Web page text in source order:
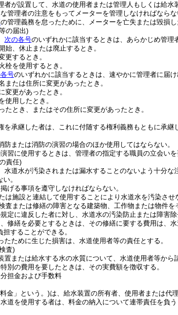
者が設置して、水道の使用者または管理人もしくは給水
管理者の注意をもってメーターを管理しなければならな
の管理義務を怠ったために、メーターを亡失または毀損
の届出)
次の各号のいずれかに該当するときは、あらかじめ管理
始、休止または廃止するとき。
更するとき。
栓を使用するとき。
号のいずれかに該当するときは、速やかに管理者に届け
または住所に変更があったとき。
変更があったとき。
使用したとき。
たとき、またはその住所に変更があったとき。
を承継した者は、これに付随する権利義務もともに承継
防または消防の演習の場合のほか使用してはならない。
習に使用するときは、管理者の指定する職員の立会いを
責任)
水道水が汚染されまたは漏水することのないよう十分
。
げる事項を遵守しなければならない。
は施設と連結して使用することにより水道水を汚染させ
査または修繕の障害となる建築物、工作物または物件を
定に違反した者に対し、水道水の汚染防止または障害
修繕を必要とするときは、その修繕に要する費用は、水
することができる。
たために生じた損害は、水道使用者等の責任とする。
査)
置または給水する水の水質について、水道使用者等か
別の費用を要したときは、その実費額を徴収する。
担金および手数料
金」という。)は、給水装置の所有者、使用者または代
道を使用する者は、料金の納入について連帯責任を負う